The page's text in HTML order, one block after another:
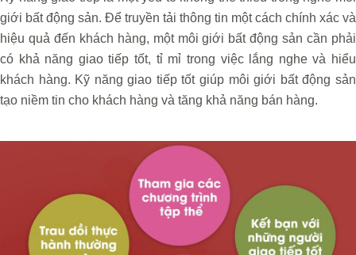
giới bất động sản. Để truyền tải thông tin một cách chính xác và
hiệu quả đến khách hàng, một môi giới bất động sản cần phải
có khả năng giao tiếp tốt, tỉ mỉ trong việc lắng nghe và hiểu
khách hàng. Kỹ năng giao tiếp tốt giúp môi giới bất động sản
tạo niềm tin cho khách hàng và tăng khả năng bán hàng.